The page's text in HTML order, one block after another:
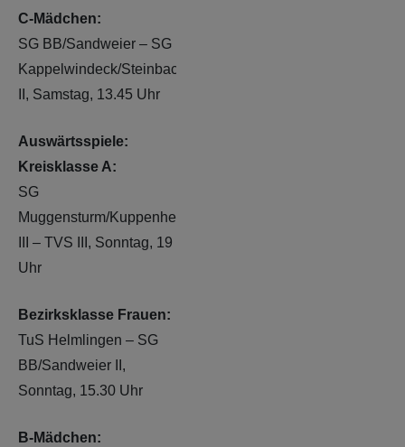
C-Mädchen:
SG BB/Sandweier – SG
Kappelwindeck/Steinbach
II, Samstag, 13.45 Uhr
Auswärtsspiele:
Kreisklasse A:
SG
Muggensturm/Kuppenheim
III – TVS III, Sonntag, 19
Uhr
Bezirksklasse Frauen:
TuS Helmlingen – SG
BB/Sandweier II,
Sonntag, 15.30 Uhr
B-Mädchen: